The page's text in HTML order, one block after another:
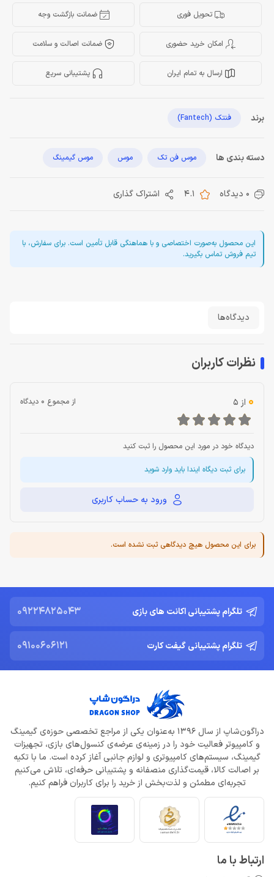
تحویل فوری ضمانت بازگشت وجه
امکان خرید حضوری ضمانت اصالت و سلامت
ارسال به تمام ایران پشتیبانی سریع
برند فنتک (Fantech)
دسته بندی ها موس فن تک موس موس گیمینگ
0 دیدگاه 4.1 اشتراک گذاری
این محصول به‌صورت اختصاصی و با هماهنگی قابل تأمین است. برای سفارش، با
تیم فروش تماس بگیرید.
دیدگاه‌ها
نظرات کاربران
0 از 5 از مجموع 0 دیدگاه
دیدگاه خود در مورد این محصول را ثبت کنید
برای ثبت دیگاه ایندا باید وارد شوید
ورود به حساب کاربری
برای این محصول هیچ دیدگاهی ثبت نشده است.
تلگرام پشتیبانی اکانت های بازی 09224825043
تلگرام پشتیبانی گیفت کارت 09100606121
دراگون‌شاپ از سال 1396 به‌عنوان یکی از مراجع تخصصی حوزه‌ی گیمینگ
و کامپیوتر فعالیت خود را در زمینه‌ی عرضه‌ی کنسول‌های بازی، تجهیزات
گیمینگ، سیستم‌های کامپیوتری و لوازم جانبی آغاز کرده است. ما با تکیه
بر اصالت کالا، قیمت‌گذاری منصفانه و پشتیبانی حرفه‌ای، تلاش می‌کنیم
تجربه‌ای مطمئن و لذت‌بخش از خرید را برای کاربران فراهم کنیم.
ارتباط با ما